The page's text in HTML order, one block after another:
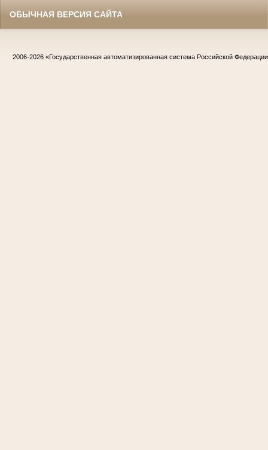
ОБЫЧНАЯ ВЕРСИЯ САЙТА
2006-2026 «Государственная автоматизированная система Российской